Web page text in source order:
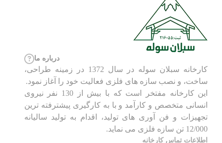
درباره ما
کارخانه سبلان سوله در سال 1372 در زمینه طراحی،
ساخت، و نصب سازه های فلزی فعالیت خود را آغاز نمود.
این کارخانه مفتخر است که با بیش از 130 نفر نیروی
انسانی متخصص و کارآمد و با به کارگیری پیشترفته ترین
تجهیزات و فن آوری های تولید، اقدام به تولید سالیانه
12/000 تن سازه فلزی می نماید.
اطلاعات تماس کارخانه